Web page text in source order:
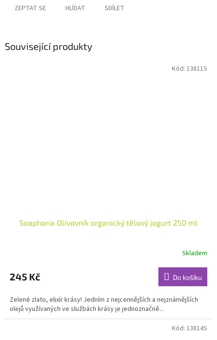
ZEPTAT SE HLÍDAT SDÍLET
Související produkty
Soaphoria Olivovník organický tělový jogurt 250 ml
produktu
je
z
5
hvězdiček.
Skladem
245 Kč Do košíku
Zelené zlato, elixír krásy! Jedním z nejcennějších a nejznámějších
olejů využívaných ve službách krásy je jednoznačně...
Kód: 13811S
Kód: 13814S